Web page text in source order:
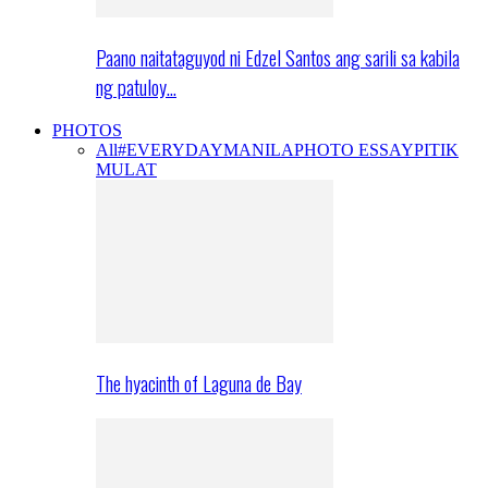
Paano naitataguyod ni Edzel Santos ang sarili sa kabila
ng patuloy…
PHOTOS
All#EVERYDAYMANILAPHOTO ESSAYPITIK
MULAT
The hyacinth of Laguna de Bay